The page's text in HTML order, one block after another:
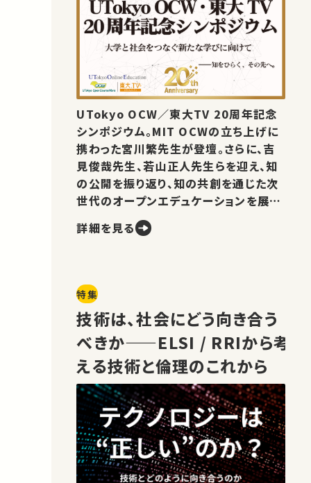
UTokyo OCW／東大TV 20周年記念
シンポジウム。MIT OCWの立ち上げに
携わった宮川繁先生が登壇。さらに、吉
見俊哉先生、若山正人先生らを迎え、知
の公開を振り返り、知の共創を通じた次
世代のオープンエデュケーションを展望
詳細を見る
特集
技術は、社会にどう向き合う
べきか——ELSI / RRIから考
える技術と倫理のこれから